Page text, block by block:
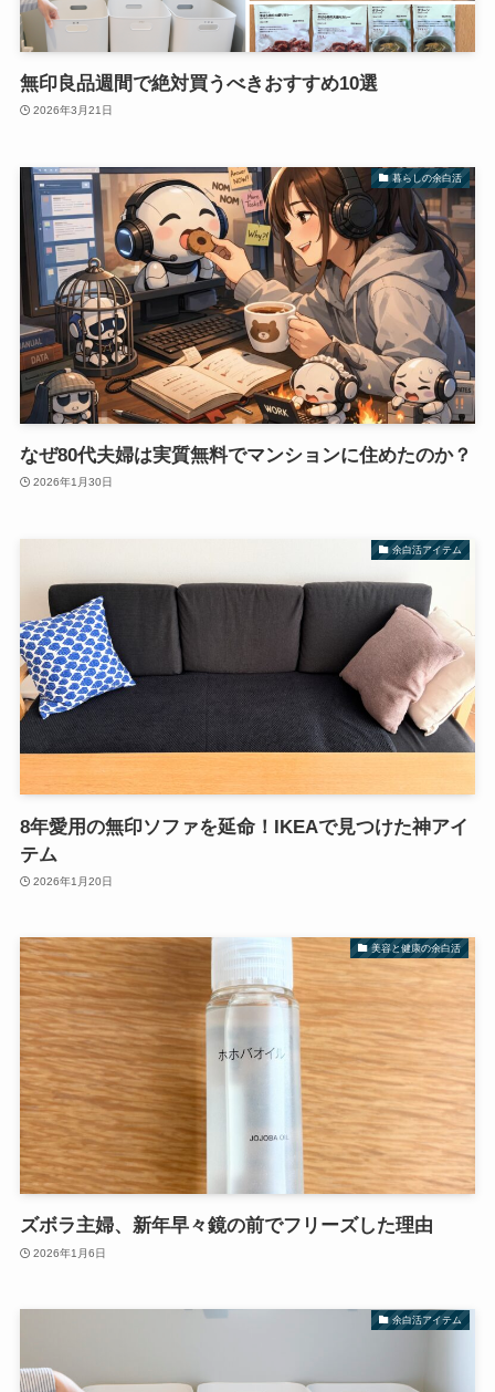
無印良品週間で絶対買うべきおすすめ10選
2026年3月21日
暮らしの余白活
なぜ80代夫婦は実質無料でマンションに住めたのか？
2026年1月30日
余白活アイテム
8年愛用の無印ソファを延命！IKEAで見つけた神アイ
テム
2026年1月20日
美容と健康の余白活
ズボラ主婦、新年早々鏡の前でフリーズした理由
2026年1月6日
余白活アイテム